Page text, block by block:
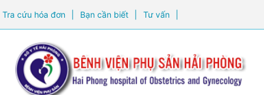
Tra cứu hóa đơn Bạn cần biết Tư vấn
Đăng ký khám sức khỏe